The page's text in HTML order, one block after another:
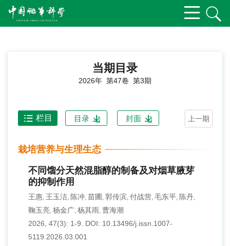
当期目录
2026年 第47卷 第3期
上一期
栏目 目录 封面
栽培营养与生理生态
不同馏分天然混脂醇的制备及对烟草腋芽
的抑制作用
王惠, 王玉洁, 陈冲, 苗圃 , 郭传滨, 付战营, 毛东平, 陈丹,
鞠玉亮, 杨金广, 杨其雨, 曹海潮
2026, 47(3): 1-9.
DOI: 10.13496/j.issn.1007-
5119.2026.03.001